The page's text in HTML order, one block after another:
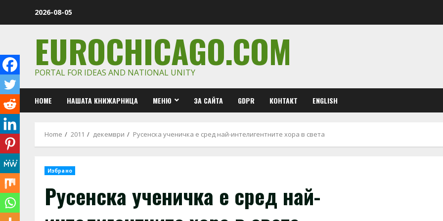
2026-08-05
EUROCHICAGO.COM
PORTAL FOR IDEAS AND NATIONAL UNITY
HOME НАШАТА КНИЖАРНИЦА МЕНЮ ЗА САЙТА GDPR КОНТАКТ ENGLISH
Home 2011 декември Русенска ученичка е сред най-интелигентните хора в света
Избрано
Русенска ученичка е сред най-